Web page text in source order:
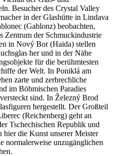
Besucher des Crystal Valley
in der Glashütte in Lindava
(Gablonz) beobachten,
Zentrum der Schmuckindustrie
in Nový Bor (Haida) stellen
her und in der Nähe
für die berühmtesten
der Welt. In Poniklá am
zarte und zerbrechliche
im Böhmischen Paradies
sind. In Železný Brod
hergestellt. Der Großteil
(Reichenberg) geht an
Tschechischen Republik und
hier die Kunst unserer Meister
normalerweise unzugänglichen